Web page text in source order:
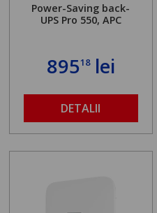
Power-Saving back-
UPS Pro 550, APC
89518lei
DETALII